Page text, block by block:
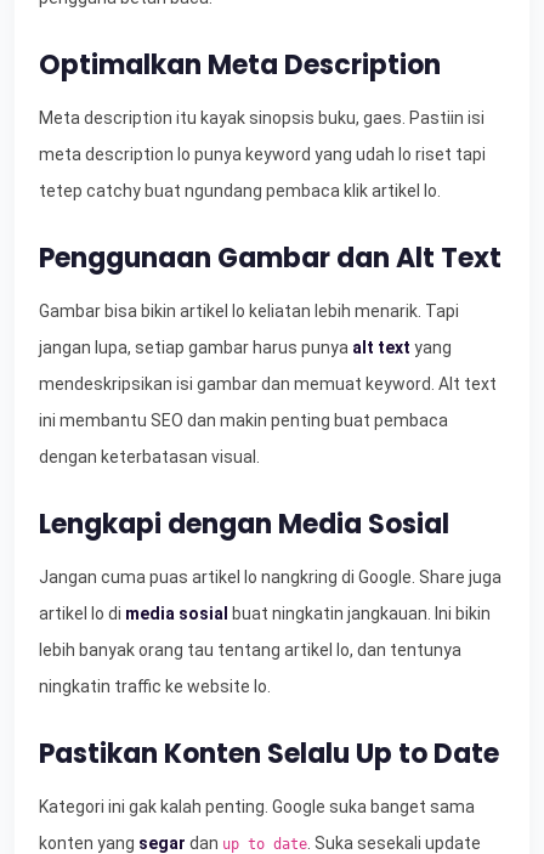
Optimalkan Meta Description
Meta description itu kayak sinopsis buku, gaes. Pastiin isi
meta description lo punya keyword yang udah lo riset tapi
tetep catchy buat ngundang pembaca klik artikel lo.
Penggunaan Gambar dan Alt Text
Gambar bisa bikin artikel lo keliatan lebih menarik. Tapi
jangan lupa, setiap gambar harus punya alt text yang
mendeskripsikan isi gambar dan memuat keyword. Alt text
ini membantu SEO dan makin penting buat pembaca
dengan keterbatasan visual.
Lengkapi dengan Media Sosial
Jangan cuma puas artikel lo nangkring di Google. Share juga
artikel lo di media sosial buat ningkatin jangkauan. Ini bikin
lebih banyak orang tau tentang artikel lo, dan tentunya
ningkatin traffic ke website lo.
Pastikan Konten Selalu Up to Date
Kategori ini gak kalah penting. Google suka banget sama
konten yang segar dan up to date . Suka sesekali update